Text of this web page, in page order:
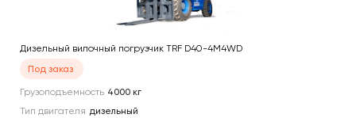
Дизельный вилочный погрузчик TRF D40-4M4WD
Под заказ
Грузоподъемность 4000 кг
Тип двигателя дизельный